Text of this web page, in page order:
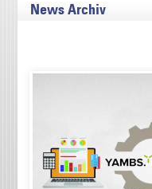
News Archiv